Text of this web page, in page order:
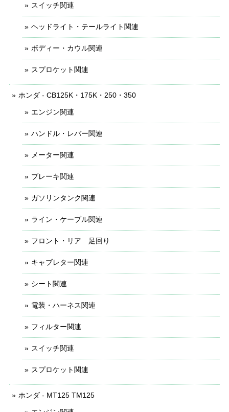
スイッチ関連
ヘッドライト・テールライト関連
ボディー・カウル関連
スプロケット関連
ホンダ - CB125K・175K・250・350
エンジン関連
ハンドル・レバー関連
メーター関連
ブレーキ関連
ガソリンタンク関連
ライン・ケーブル関連
フロント・リア 足回り
キャブレター関連
シート関連
電装・ハーネス関連
フィルター関連
スイッチ関連
スプロケット関連
ホンダ - MT125 TM125